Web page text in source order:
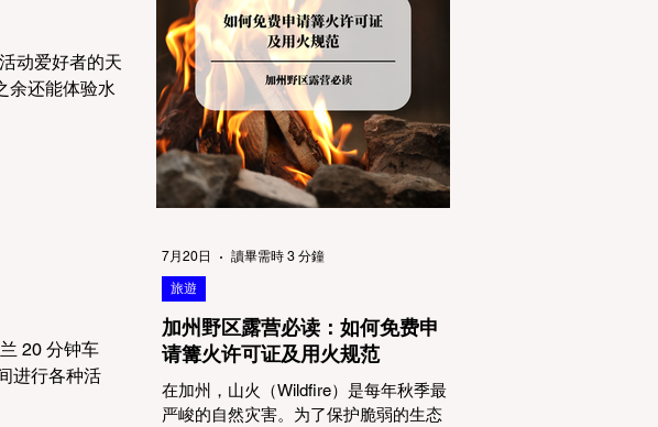
动爱好者的天
余还能体验水
20 分钟车
进行各种活
物政策管辖权迷雾：狗狗到底能去哪
里？ 加州的户外区域由不同的政府机构
管理，其核心保护目标决定了宠物政策
的严格程度。我们可以将其视为一条“从
严到宽”的鄙视链： 1. 极其严格：国家公
园 (National Parks) & 州立公园 (State
Parks) 政策基调： 优先保护原始生态与
野生动物。 实际规定： 在优胜美地、红
草甸
加州野区露营必读：如何免费申
请篝火许可证及用火规范
在加州，山火（Wildfire）是每年秋季最
严峻的自然灾害。为了保护脆弱的生态
旅遊
7月20日 讀畢需時 3 分鐘